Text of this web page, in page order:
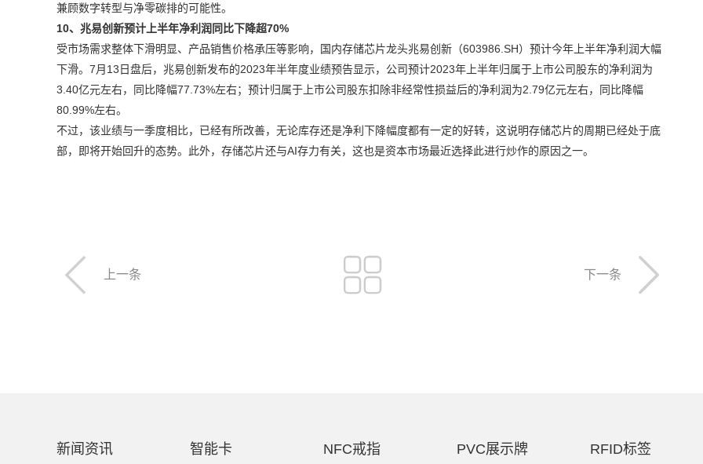
兼顾数字转型与净零碳排的可能性。
10、兆易创新预计上半年净利润同比下降超70%
受市场需求整体下滑明显、产品销售价格承压等影响，国内存储芯片龙头兆易创新（603986.SH）预计今年上半年净利润大幅
下滑。7月13日盘后，兆易创新发布的2023年半年度业绩预告显示，公司预计2023年上半年归属于上市公司股东的净利润为
3.40亿元左右，同比降幅77.73%左右；预计归属于上市公司股东扣除非经常性损益后的净利润为2.79亿元左右，同比降幅
80.99%左右。
不过，该业绩与一季度相比，已经有所改善，无论库存还是净利下降幅度都有一定的好转，这说明存储芯片的周期已经处于底
部，即将开始回升的态势。此外，存储芯片还与AI存力有关，这也是资本市场最近选择此进行炒作的原因之一。
 上一条  
下一条
新闻资讯 智能卡 NFC戒指 PVC展示牌 RFID标签